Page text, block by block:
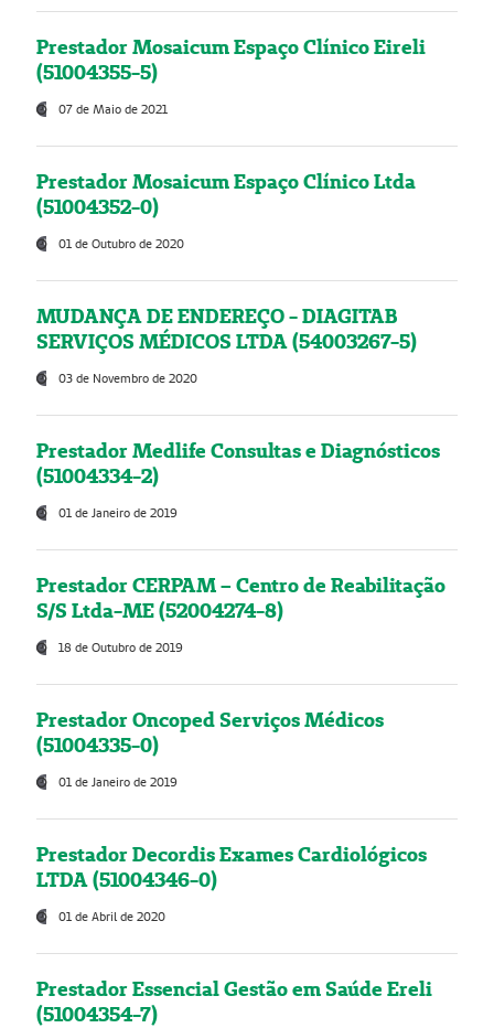
Prestador Mosaicum Espaço Clínico Eireli
(51004355-5)
07 de Maio de 2021
Prestador Mosaicum Espaço Clínico Ltda
(51004352-0)
01 de Outubro de 2020
MUDANÇA DE ENDEREÇO - DIAGITAB
SERVIÇOS MÉDICOS LTDA (54003267-5)
03 de Novembro de 2020
Prestador Medlife Consultas e Diagnósticos
(51004334-2)
01 de Janeiro de 2019
Prestador CERPAM – Centro de Reabilitação
S/S Ltda-ME (52004274-8)
18 de Outubro de 2019
Prestador Oncoped Serviços Médicos
(51004335-0)
01 de Janeiro de 2019
Prestador Decordis Exames Cardiológicos
LTDA (51004346-0)
01 de Abril de 2020
Prestador Essencial Gestão em Saúde Ereli
(51004354-7)